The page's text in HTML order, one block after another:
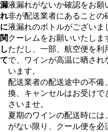
漏
れ
に
関
し
て
液漏れがないか確認をお
非が配送業者にあることの
液漏れのボトルがござい
クーレムをお願いいたしま
ただし、一部、航空便を
で、ワインが高温に晒さ
います。
配送業者の配送途中の不備
換、キャンセルはお受け
さいませ。
夏期のワインの配送時に
がない限り、クール便を必